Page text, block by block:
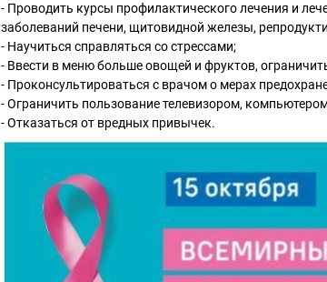
- Проводить курсы профилактического лечения и
заболеваний печени, щитовидной железы,
- Научиться справляться со стрессами;
- Ввести в меню больше овощей и фруктов,
- Проконсультироваться с врачом о мерах
- Ограничить пользование телевизором,
- Отказаться от вредных привычек.